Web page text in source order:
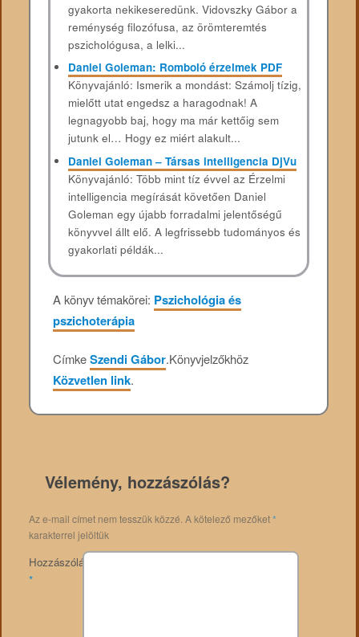
gyakorta nekikeseredünk. Vidovszky Gábor a
reménység filozófusa, az örömteremtés
pszichológusa, a lelki...
Daniel Goleman: Romboló érzelmek PDF
Könyvajánló: Ismerik a mondást: Számolj tízig,
mielőtt utat engedsz a haragodnak! A
legnagyobb baj, hogy ma már kettőig sem
jutunk el… Hogy ez miért alakult...
Daniel Goleman – Társas intelligencia DjVu
Könyvajánló: Több mint tíz évvel az Érzelmi
intelligencia megírását követően Daniel
Goleman egy újabb forradalmi jelentőségű
könyvvel állt elő. A legfrissebb tudományos és
gyakorlati példák...
A könyv témakörei: Pszichológia és
pszichoterápia
CímkeSzendi Gábor.Könyvjelzőkhöz
Közvetlen link.
Vélemény, hozzászólás?
Az e-mail címet nem tesszük közzé. A kötelező mezőket*
karakterrel jelöltük
Hozzászólás
*